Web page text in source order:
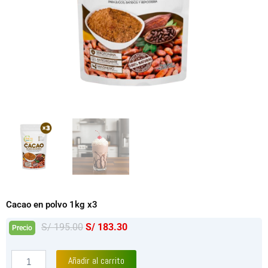
Cacao en polvo 1kg x3
Precio S/195.00 El
original
S/ 183.30El
actual
Cacao
Añadir al carrito